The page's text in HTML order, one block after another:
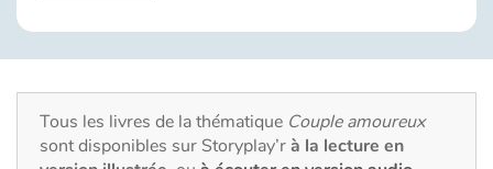
Contes d'ici et d'ailleurs
Tous les livres de la thématique Couple amoureux
sont disponibles sur Storyplay’rà la lecture en